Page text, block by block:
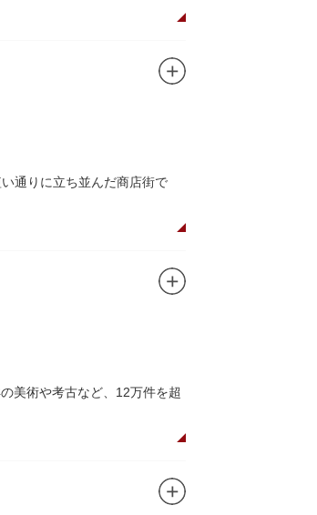
築様式同様に和洋併置式とさ
含めた敷地全体が重要文化
通りに立ち並んだ商店街で
を見ることができます。東京
策を楽しんでいます。
美術や考古など、12万件を超
貴重な文化財を公開し、講座や